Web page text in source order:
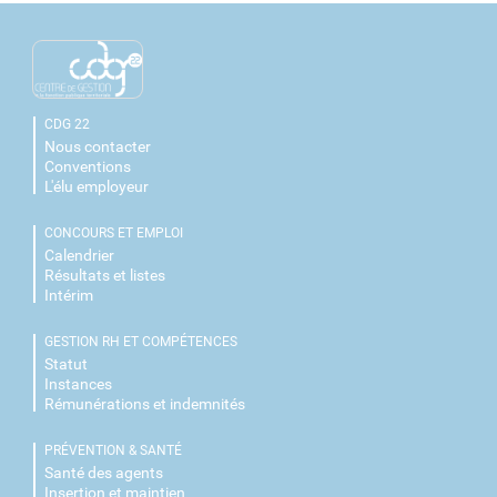
CDG 22
Nous contacter
Conventions
L'élu employeur
CONCOURS ET EMPLOI
Calendrier
Résultats et listes
Intérim
GESTION RH ET COMPÉTENCES
Statut
Instances
Rémunérations et indemnités
PRÉVENTION & SANTÉ
Santé des agents
Insertion et maintien